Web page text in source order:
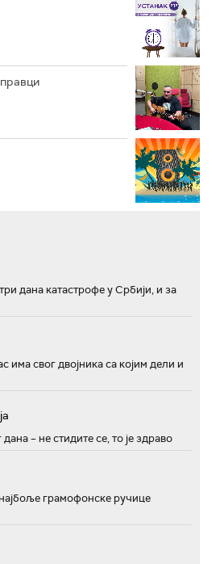
дана катастрофе у Србији, и за
има свог двојника са којим дели и
– не стидите се, то је здраво
грамофонске ручице